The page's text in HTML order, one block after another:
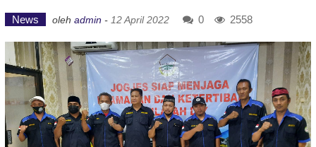
News oleh admin - 12 April 2022 0 2558